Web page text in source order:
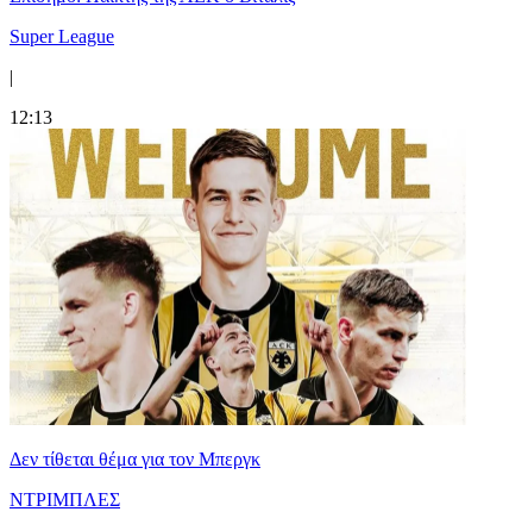
Super League
|
12:13
Δεν τίθεται θέμα για τον Μπεργκ
ΝΤΡΙΜΠΛΕΣ